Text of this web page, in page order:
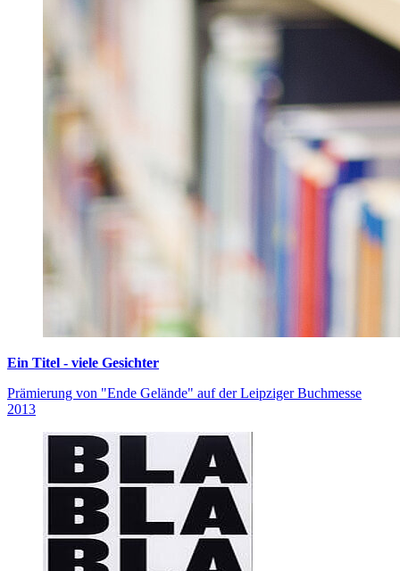
Ein Titel - viele Gesichter
Prämierung von "Ende Gelände" auf der Leipziger Buchmesse
2013